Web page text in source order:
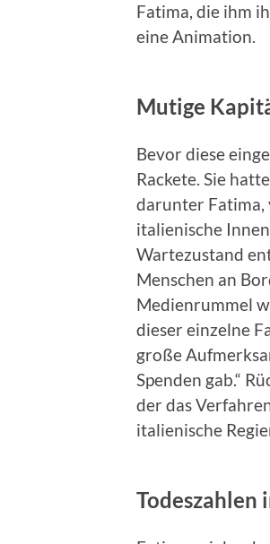
Fatima, die ihm
eine Animation.
Mutige
Bevor diese
Rackete. Sie
darunter Fatima,
italienische
Wartezustand
Menschen an
Medienrummel
dieser einzelne
große
Spenden gab.“
der das
italienische
Todeszahlen